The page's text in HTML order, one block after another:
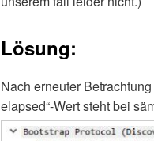
Lösung:
Nach erneuter
elapsed“-Wert steht bei